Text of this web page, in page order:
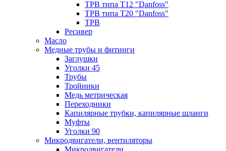
ТРВ типа Т12 "Danfoss"
ТРВ типа Т20 "Danfoss"
ТРВ
Ресивер
Масло
Медные трубы и фитинги
Заглушки
Уголки 45
Трубы
Тройники
Медь метрическая
Переходники
Капилярные трубки, капилярные шланги
Муфты
Уголки 90
Микродвигатели, вентиляторы
Микродвигатели